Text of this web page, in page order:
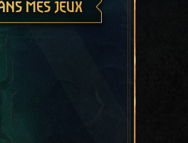
MES JEUX